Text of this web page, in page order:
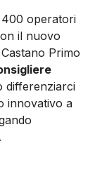
400 operatori
il nuovo
Primo
differenziarci
innovativo a